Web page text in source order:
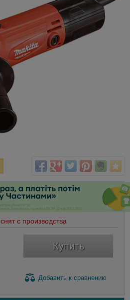
с производства
Купить
Добавить к сравнению